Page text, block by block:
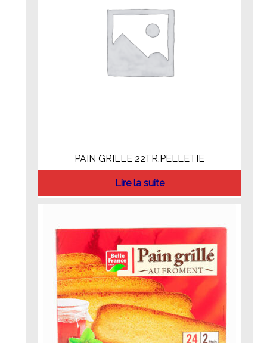
PAIN GRILLE 22TR.PELLETIE
Lire la suite